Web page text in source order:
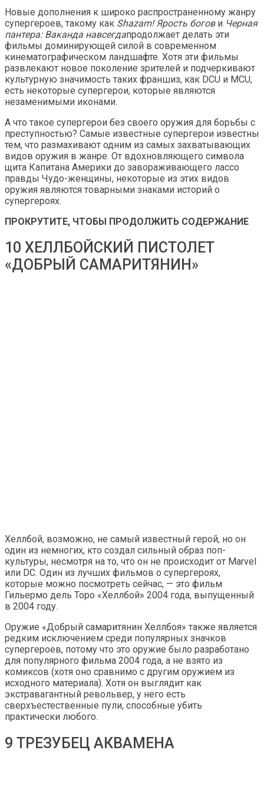
Новые дополнения к широко распространенному жанру
супергероев, такому как Shazam! Ярость богови Черная
пантера: Ваканда навсегдапродолжает делать эти
фильмы доминирующей силой в современном
кинематографическом ландшафте. Хотя эти фильмы
развлекают новое поколение зрителей и подчеркивают
культурную значимость таких франшиз, как DCU и MCU,
есть некоторые супергерои, которые являются
незаменимыми иконами.
А что такое супергерои без своего оружия для борьбы с
преступностью? Самые известные супергерои известны
тем, что размахивают одним из самых захватывающих
видов оружия в жанре. От вдохновляющего символа
щита Капитана Америки до завораживающего лассо
правды Чудо-женщины, некоторые из этих видов
оружия являются товарными знаками историй о
супергероях.
ПРОКРУТИТЕ, ЧТОБЫ ПРОДОЛЖИТЬ СОДЕРЖАНИЕ
10 ХЕЛЛБОЙСКИЙ ПИСТОЛЕТ
«ДОБРЫЙ САМАРИТЯНИН»
Хеллбой, возможно, не самый известный герой, но он
один из немногих, кто создал сильный образ поп-
культуры, несмотря на то, что он не происходит от Marvel
или DC. Один из лучших фильмов о супергероях,
которые можно посмотреть сейчас, — это фильм
Гильермо дель Торо «Хеллбой» 2004 года, выпущенный
в 2004 году.
Оружие «Добрый самаритянин Хеллбоя» также является
редким исключением среди популярных значков
супергероев, потому что это оружие было разработано
для популярного фильма 2004 года, а не взято из
комиксов (хотя оно сравнимо с другим оружием из
исходного материала). Хотя он выглядит как
экстравагантный револьвер, у него есть
сверхъестественные пули, способные убить
практически любого.
9 ТРЕЗУБЕЦ АКВАМЕНА